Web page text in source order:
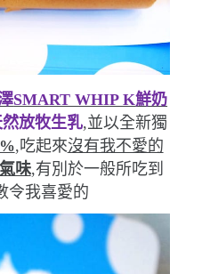
SMART WHIP K鮮奶
然放牧生乳,並以全新獨
,吃起來沒有我不愛的
味,有別於一般所吃到
令我喜愛的